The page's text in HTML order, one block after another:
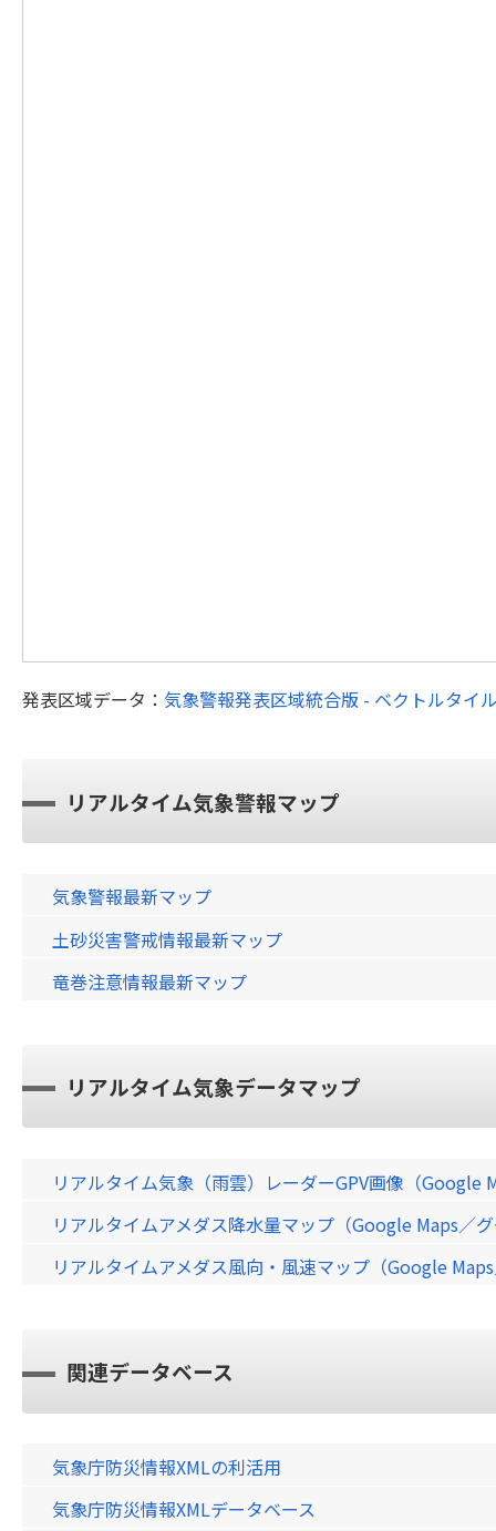
発表区域データ： 気象警報発表区域統合版 - ベクトルタイ
リアルタイム気象警報マップ
気象警報最新マップ
土砂災害警戒情報最新マップ
竜巻注意情報最新マップ
リアルタイム気象データマップ
リアルタイム気象（雨雲）レーダーGPV画像（Google
リアルタイムアメダス降水量マップ（Google Maps／
リアルタイムアメダス風向・風速マップ（Google
関連データベース
気象庁防災情報XMLの利活用
気象庁防災情報XMLデータベース